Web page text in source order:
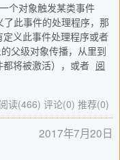
个对象触发某类事件
了此事件的处理程序，那
义此事件处理程序或者
父级对象传播，从里到
将被激活），或者 阅
阅读(466) 评论(0) 推荐(0)
2017年7月20日